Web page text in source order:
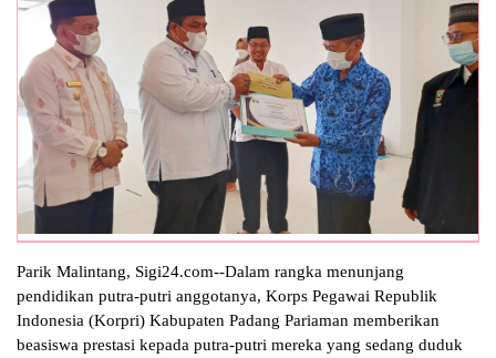
Parik Malintang, Sigi24.com--Dalam rangka menunjang
pendidikan putra-putri anggotanya, Korps Pegawai Republik
Indonesia (Korpri) Kabupaten Padang Pariaman memberikan
beasiswa prestasi kepada putra-putri mereka yang sedang duduk